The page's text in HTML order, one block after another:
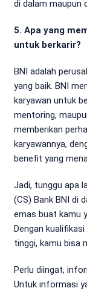
di dalam maupun
5. Apa yang
untuk berkarir?
BNI adalah
yang baik. BNI
karyawan untuk
mentoring,
memberikan
karyawannya,
benefit yang
Jadi, tunggu apa
(CS) Bank BNI di
emas buat kamu
Dengan
tinggi, kamu bisa
Perlu diingat,
Untuk informasi